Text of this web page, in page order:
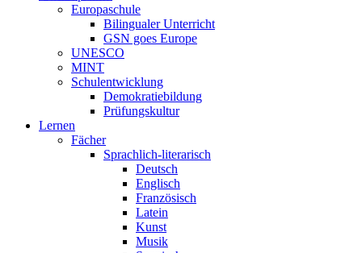
Europaschule
Bilingualer Unterricht
GSN goes Europe
UNESCO
MINT
Schulentwicklung
Demokratiebildung
Prüfungskultur
Lernen
Fächer
Sprachlich-literarisch
Deutsch
Englisch
Französisch
Latein
Kunst
Musik